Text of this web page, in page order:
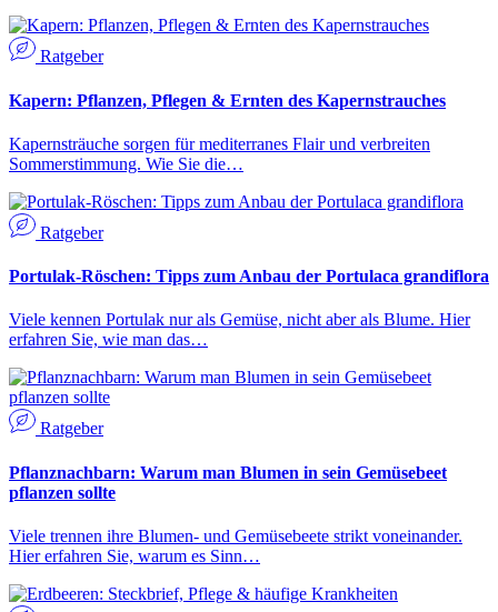
Ratgeber
Kapern: Pflanzen, Pflegen & Ernten des Kapernstrauches
Kapernsträuche sorgen für mediterranes Flair und verbreiten
Sommerstimmung. Wie Sie die…
Ratgeber
Portulak-Röschen: Tipps zum Anbau der Portulaca grandiflora
Viele kennen Portulak nur als Gemüse, nicht aber als Blume. Hier
erfahren Sie, wie man das…
Ratgeber
Pflanznachbarn: Warum man Blumen in sein Gemüsebeet
pflanzen sollte
Viele trennen ihre Blumen- und Gemüsebeete strikt voneinander.
Hier erfahren Sie, warum es Sinn…